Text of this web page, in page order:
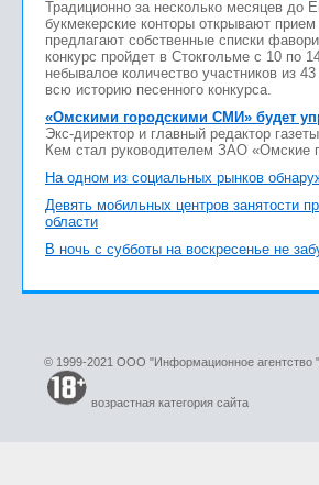
Традиционно за несколько месяцев до
букмекерские конторы открывают
предлагают собственные списки
конкурс пройдет в Стокгольме с 10 по
небывалое количество участников из
всю историю песенного конкурса.
«Омскими городскими СМИ» будет
Экс-директор и главный редактор
Кем стал руководителем ЗАО «Омские
На одном из социальных рынков
Девять мобильных центров занятости
области
В ночь с субботы на воскресенье не
© 1999-2021 ООО "Информационное агентство
возрастная категория сайта